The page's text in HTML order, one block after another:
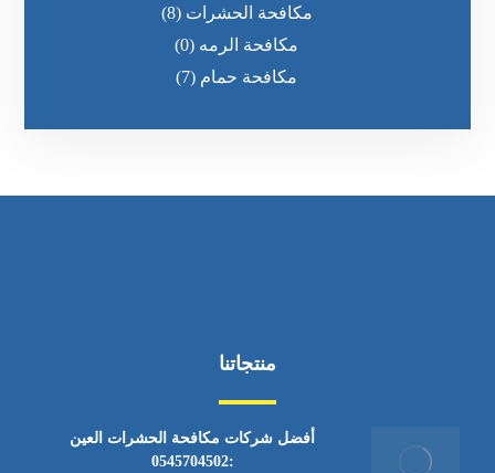
مكافحة الحشرات (8)
مكافحة الرمه (0)
مكافحة حمام (7)
منتجاتنا
أفضل شركات مكافحة الحشرات العين
:0545704502